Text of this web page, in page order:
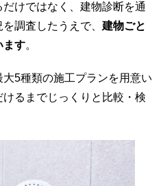
けではなく、建物診断を通
調査したうえで、 建物ごと
ます。
5種類の施工プランを用意い
るまでじっくりと比較・検